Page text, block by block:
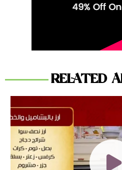
RELATED